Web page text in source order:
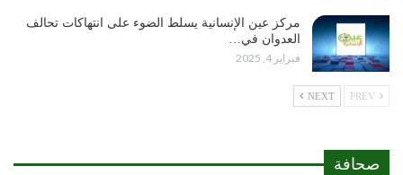
مركز عين الإنسانية يسلط الضوء على انتهاكات تحالف
العدوان في…
فبراير 4, 2025
NEXT
صحافة